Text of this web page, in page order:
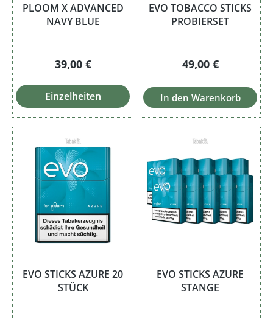
PLOOM X ADVANCED
NAVY BLUE
Regulärer Preis:
39,00 €
Einzelheiten
EVO TOBACCO STICKS
PROBIERSET
Regulärer Preis:
49,00 €
In den Warenkorb
EVO STICKS AZURE 20
STÜCK
EVO STICKS AZURE
STANGE